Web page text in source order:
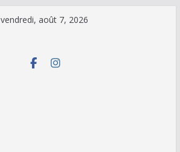
vendredi, août 7, 2026